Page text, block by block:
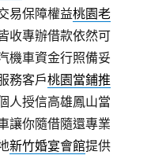
易保障權益桃園老
收專辦借款依然可
機車資金行照備妥
務客戶桃園當鋪推
人授信高雄鳳山當
讓你隨借隨還專業
新竹婚宴會館提供